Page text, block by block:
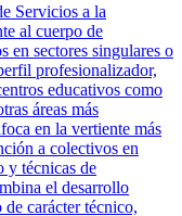
Servicios a la
al cuerpo de
en sectores singulares o
profesionalizador,
educativos como
áreas más
en la vertiente más
a colectivos en
y técnicas de
el desarrollo
carácter técnico,